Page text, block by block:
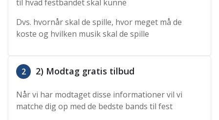
til hvad festbandet skal kunne
Dvs. hvornår skal de spille, hvor meget må de
koste og hvilken musik skal de spille
2 2) Modtag gratis tilbud
Når vi har modtaget disse informationer vil vi
matche dig op med de bedste bands til fest